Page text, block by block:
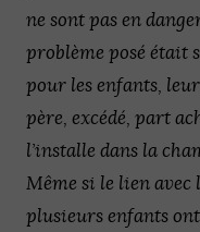
ne sont pas en
problème posé était
pour les enfants,
père, excédé, part
l’installe dans la
Même si le lien avec
plusieurs enfants